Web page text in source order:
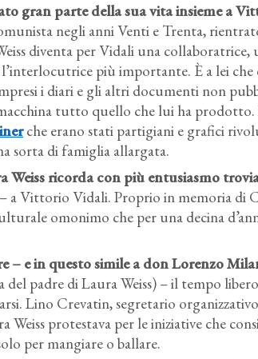
gran parte della sua vita insieme a
negli anni Venti e Trenta,
diventa per Vidali una
più importante. È a lei
i diari e gli altri documenti non
tutto quello che lui ha
che erano stati partigiani e grafici
sorta di famiglia allargata.
Weiss ricorda con più entusiasmo
a Vittorio Vidali. Proprio in memoria di
omonimo che per una decina
– e in questo simile a don Lorenzo
padre di Laura Weiss) – il tempo
Lino Crevatin, segretario
Weiss protestava per le iniziative che
per mangiare o ballare.